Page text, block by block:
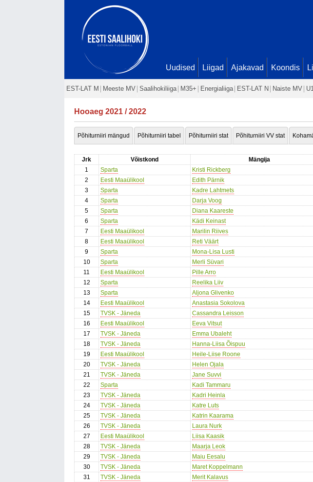
Uudised Liigad Ajakavad Koondis
EST-LAT M Meeste MV Saalihokiliiga M35+ Energialiiga EST-LAT N Naiste MV
Hooaeg 2021 / 2022
Põhiturniiri mängud Põhiturniiri tabel Põhiturniiri stat Põhiturniiri VV stat
Jrk Võistkond Mängija
1
Sparta Kristi Rickberg
2
Eesti Maaülikool Edith Pärnik
3
Sparta Kadre Lahtmets
4
Sparta Darja Voog
5
Sparta Diana Kaareste
6
Sparta Kädi Keinast
7
Eesti Maaülikool Marilin Riives
8
Eesti Maaülikool Reti Väärt
9
Sparta Mona-Lisa Lusti
10
Sparta Merli Süvari
11
Eesti Maaülikool Pille Arro
12
Sparta Reelika Liiv
13
Sparta Aljona Glivenko
14
Eesti Maaülikool Anastasia Sokolova
15
TVSK - Jäneda Cassandra Leisson
16
Eesti Maaülikool Eeva Vitsut
17
TVSK - Jäneda Emma Ubaleht
18
TVSK - Jäneda Hanna-Liisa Õispuu
19
Eesti Maaülikool Heile-Liise Roone
20
TVSK - Jäneda Helen Ojala
21
TVSK - Jäneda Jane Suvvi
22
Sparta Kadi Tammaru
23
TVSK - Jäneda Kadri Heinla
24
TVSK - Jäneda Katre Luts
25
TVSK - Jäneda Katrin Kaarama
26
TVSK - Jäneda Laura Nurk
27
Eesti Maaülikool Liisa Kaasik
28
TVSK - Jäneda Maarja Leok
29
TVSK - Jäneda Maiu Eesalu
30
TVSK - Jäneda Maret Koppelmann
31
TVSK - Jäneda Merit Kalavus